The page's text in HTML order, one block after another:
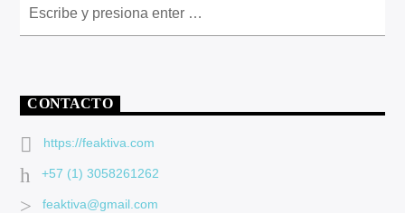
CONTACTO
https://feaktiva.com
+57 (1) 3058261262
feaktiva@gmail.com